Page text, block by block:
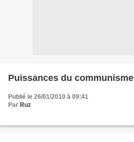
Puissances du communisme
Publié le 26/01/2010 à 09:41
Par Ruz